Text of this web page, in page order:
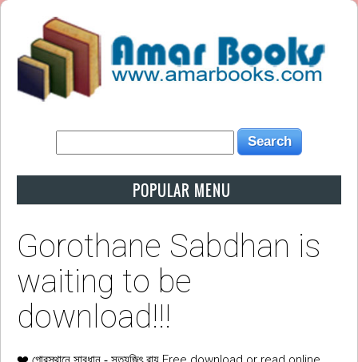
POPULAR MENU
Gorothane Sabdhan is
waiting to be
download!!!